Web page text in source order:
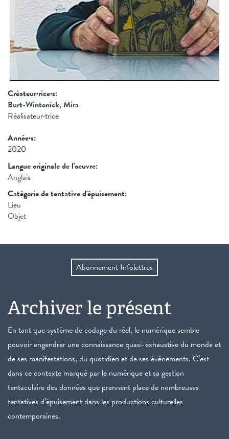
Créateur·rice·s:
Burt-Wintonick, Mira
Réalisateur·trice
Année·s:
2020
Langue originale de l'oeuvre:
Anglais
Catégorie de tentative d'épuisement:
Lieu
Objet
Abonnement Infolettres
Archiver le présent
En tant que système de codage du réel, le numérique semble
pouvoir engendrer une connaissance quasi-exhaustive du monde et
de ses manifestations, du quotidien et de ses événements. C’est
dans ce contexte marqué par le numérique et sa gestion
tentaculaire des données que prennent place de nombreuses
tentatives d’épuisement dans les productions culturelles
contemporaines.